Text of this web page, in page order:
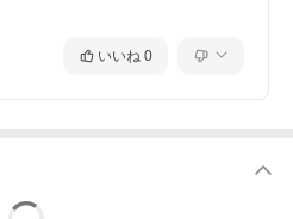
いいね 0